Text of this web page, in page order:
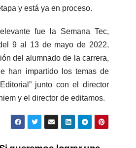
y está ya en proceso.
fue la Semana Tec,
9 al 13 de mayo de 2022,
del alumnado de la carrera,
han impartido los temas de
junto con el director
y el director de editamos.